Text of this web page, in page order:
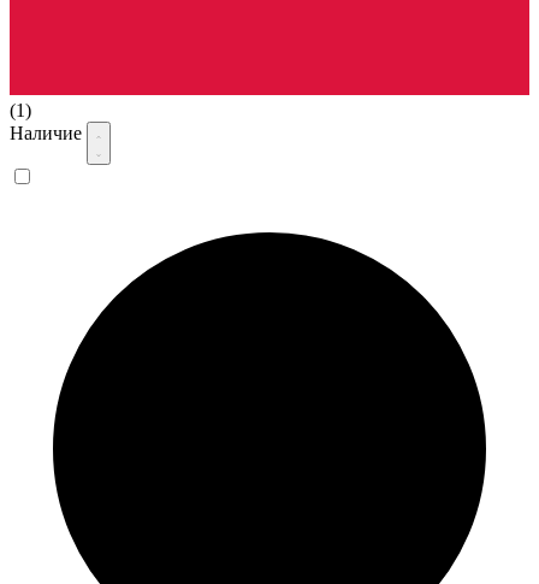
(1)
Наличие